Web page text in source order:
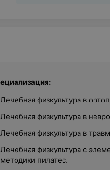
Лечебная физкультура в
Лечебная физкультура в
Лечебная физкультура в
Лечебная физкультура с
методики пилатес.